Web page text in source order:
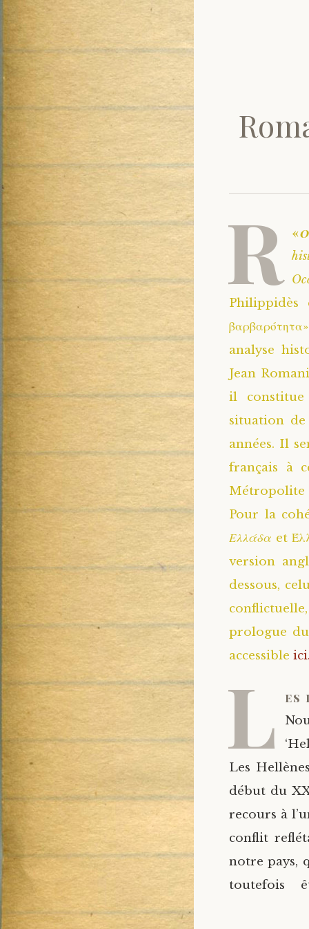
«
R
Philippidès
analyse
Jean
il constitue
situation
années. Il
français à
Métropolite
Pour la
Ελλάδα et
version
dessous,
prologue
accessible
L es
Les
début du
recours à
conflit
notre pays,
toutefois